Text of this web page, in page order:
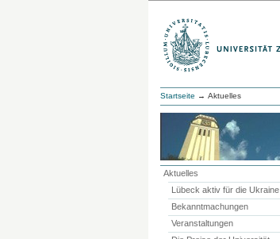
Startseite → Aktuelles
Aktuelles
Lübeck aktiv für die Ukraine
Bekanntmachungen
Veranstaltungen